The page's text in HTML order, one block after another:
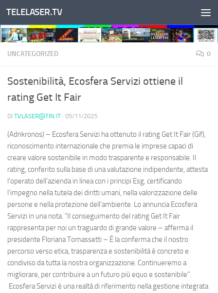
Salta al contenuto
TELELASER.TV
UNCATEGORIZED 0
Sostenibilità, Ecosfera Servizi ottiene il
rating Get It Fair
DI TVLASER@TIN.IT · 05/11/2025
(Adnkronos) – Ecosfera Servizi ha ottenuto il rating Get It Fair (Gif),
riconoscimento internazionale che premia le imprese capaci di
creare valore sostenibile in modo trasparente e responsabile. Il
rating, conferito sulla base di una valutazione indipendente, attesta
l’operato dell’azienda in linea con i principi Esg, certificando
l’impegno nella tutela dei diritti umani, nella valorizzazione delle
persone e nella protezione dell’ambiente. Lo annuncia Ecosfera
Servizi in una nota. “Il conseguimento del rating Get It Fair
rappresenta per noi un traguardo di grande valore – afferma il
presidente Floriana Tomassetti – È la conferma che il nostro
percorso verso etica, trasparenza e sostenibilità è concreto e
condiviso da tutta la nostra organizzazione. Continueremo a
migliorare, per contribuire a un futuro più equo e sostenibile”.
Ecosfera Servizi è una realtà di riferimento nella gestione integrata